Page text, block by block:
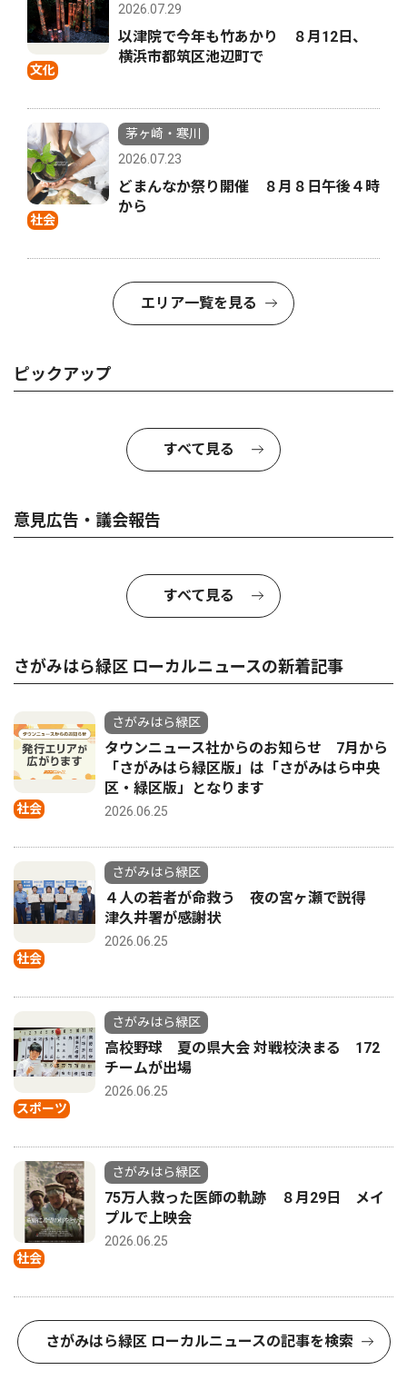
文化
2026.07.29
以津院で今年も竹あかり ８月12日、
横浜市都筑区池辺町で
社会
茅ヶ崎・寒川
2026.07.23
どまんなか祭り開催 ８月８日午後４時
から
エリア一覧を見る
ピックアップ
すべて見る
意見広告・議会報告
すべて見る
さがみはら緑区 ローカルニュースの新着記事
社会
さがみはら緑区
タウンニュース社からのお知らせ 7月から
「さがみはら緑区版」は「さがみはら中央
区・緑区版」となります
2026.06.25
社会
さがみはら緑区
４人の若者が命救う 夜の宮ヶ瀬で説得
津久井署が感謝状
2026.06.25
スポーツ
さがみはら緑区
高校野球 夏の県大会 対戦校決まる 172
チームが出場
2026.06.25
社会
さがみはら緑区
75万人救った医師の軌跡 ８月29日 メイ
プルで上映会
2026.06.25
さがみはら緑区 ローカルニュースの記事を検索